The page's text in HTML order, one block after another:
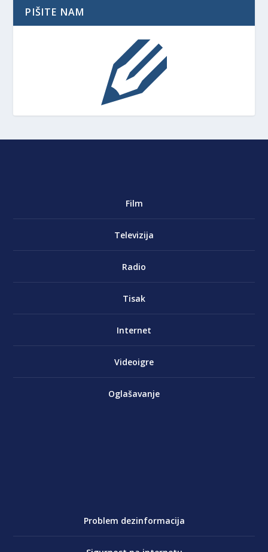
PIŠITE NAM
Film
Televizija
Radio
Tisak
Internet
Videoigre
Oglašavanje
Problem dezinformacija